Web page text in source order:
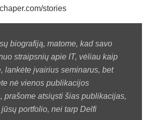
stories
biografiją, matome, kad savo
straipsnių apie IT, vėliau kaip
lankėte įvairius seminarus, bet
nė vienos publikacijos
prašome atsiųsti šias publikacijas,
portfolio, nei tarp Delfi